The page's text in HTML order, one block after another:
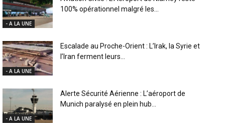
- A LA UNE
100% opérationnel malgré les...
- A LA UNE
Escalade au Proche-Orient : L’Irak, la Syrie et
l’Iran ferment leurs...
- A LA UNE
Alerte Sécurité Aérienne : L’aéroport de
Munich paralysé en plein hub...